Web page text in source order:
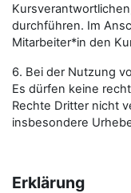
durchführen. Im
Mitarbeiter*in den
6. Bei der Nutzung
Es dürfen keine
Rechte Dritter nicht
insbesondere
Erklärung